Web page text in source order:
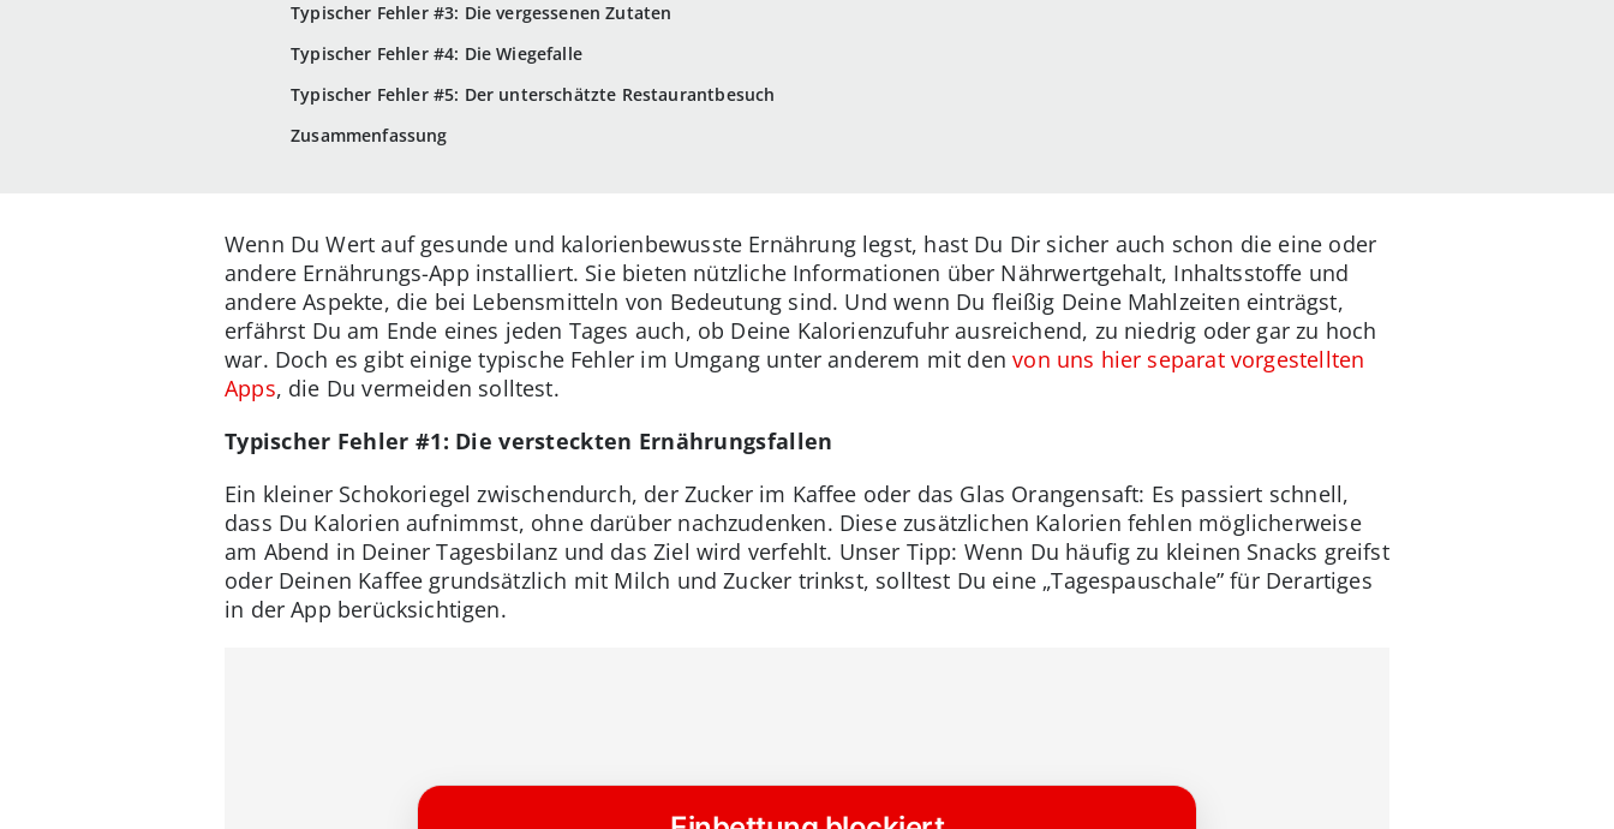
Typischer Fehler #3: Die vergessenen Zutaten
Typischer Fehler #4: Die Wiegefalle
Typischer Fehler #5: Der unterschätzte Restaurantbesuch
Zusammenfassung
Wenn Du Wert auf gesunde und kalorienbewusste Ernährung legst, hast Du Dir sicher auch schon die eine oder
andere Ernährungs-App installiert. Sie bieten nützliche Informationen über Nährwertgehalt, Inhaltsstoffe und
andere Aspekte, die bei Lebensmitteln von Bedeutung sind. Und wenn Du fleißig Deine Mahlzeiten einträgst,
erfährst Du am Ende eines jeden Tages auch, ob Deine Kalorienzufuhr ausreichend, zu niedrig oder gar zu hoch
war. Doch es gibt einige typische Fehler im Umgang unter anderem mit denvon uns hier separat vorgestellten
Apps, die Du vermeiden solltest.
Typischer Fehler #1: Die versteckten Ernährungsfallen
Ein kleiner Schokoriegel zwischendurch, der Zucker im Kaffee oder das Glas Orangensaft: Es passiert schnell,
dass Du Kalorien aufnimmst, ohne darüber nachzudenken. Diese zusätzlichen Kalorien fehlen möglicherweise
am Abend in Deiner Tagesbilanz und das Ziel wird verfehlt. Unser Tipp: Wenn Du häufig zu kleinen Snacks greifst
oder Deinen Kaffee grundsätzlich mit Milch und Zucker trinkst, solltest Du eine „Tagespauschale” für Derartiges
in der App berücksichtigen.